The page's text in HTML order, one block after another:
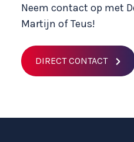
Neem contact op met
Martijn of Teus!
DIRECT CONTACT